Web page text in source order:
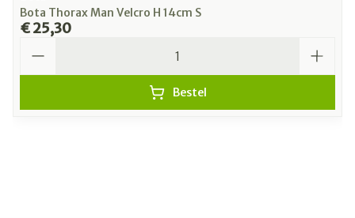
Bota Thorax Man Velcro H 14cm S
€ 25,30
Bestel